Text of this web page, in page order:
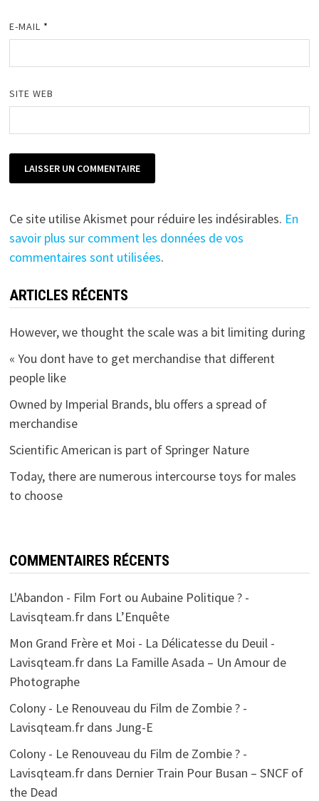
E-MAIL *
SITE WEB
Ce site utilise Akismet pour réduire les indésirables. En
savoir plus sur comment les données de vos
commentaires sont utilisées.
ARTICLES RÉCENTS
However, we thought the scale was a bit limiting during
« You dont have to get merchandise that different
people like
Owned by Imperial Brands, blu offers a spread of
merchandise
Scientific American is part of Springer Nature
Today, there are numerous intercourse toys for males
to choose
COMMENTAIRES RÉCENTS
L'Abandon - Film Fort ou Aubaine Politique ? -
Lavisqteam.frdans L’Enquête
Mon Grand Frère et Moi - La Délicatesse du Deuil -
Lavisqteam.frdans La Famille Asada – Un Amour de
Photographe
Colony - Le Renouveau du Film de Zombie ? -
Lavisqteam.frdans Jung-E
Colony - Le Renouveau du Film de Zombie ? -
Lavisqteam.frdans Dernier Train Pour Busan – SNCF of
the Dead